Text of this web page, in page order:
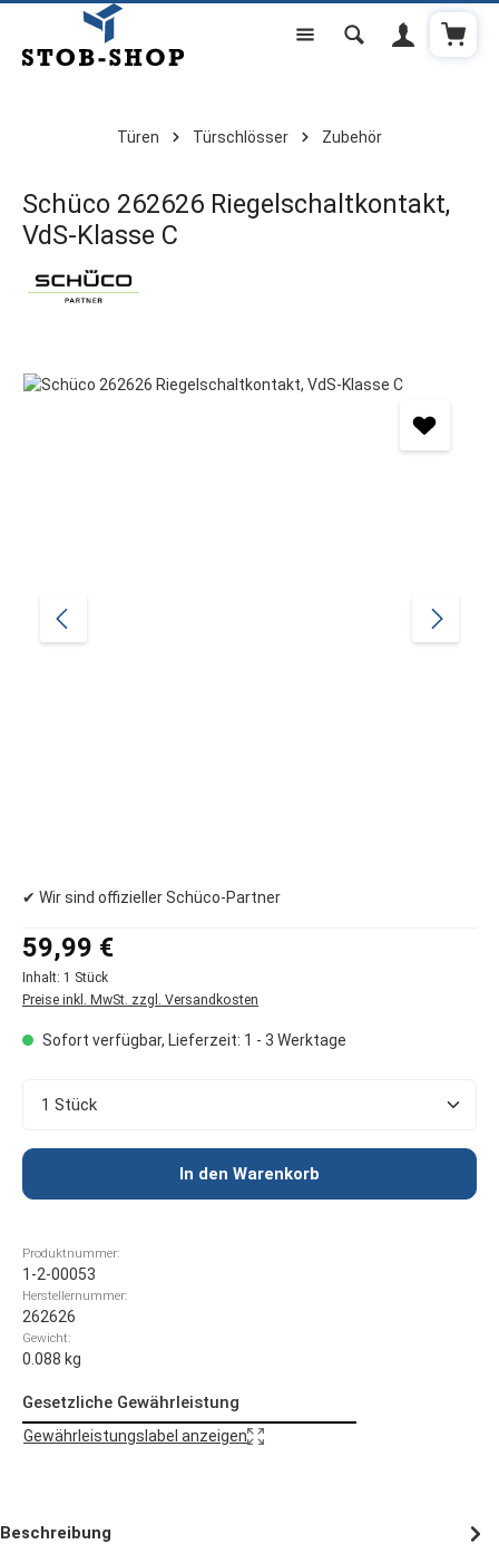
Zum Hauptinhalt springen
Türen Türschlösser Zubehör
Schüco 262626 Riegelschaltkontakt,
VdS-Klasse C
Bildergalerie überspringen
✔ Wir sind offizieller Schüco-Partner
Regulärer Preis:
59,99 €
Inhalt: 1 Stück
Preise inkl. MwSt. zzgl. Versandkosten
Sofort verfügbar, Lieferzeit: 1 - 3 Werktage
Produkt Anzahl: Gib den gewünschten Wert ein
In den Warenkorb
Produktnummer:
1-2-00053
Herstellernummer:
262626
Gewicht:
0.088 kg
Gesetzliche Gewährleistung
Gewährleistungslabel anzeigen
Beschreibung